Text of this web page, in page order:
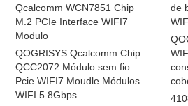
Qcalcomm WCN7851 Chip
M.2 PCIe Interface WIFI7
Modulo
QOGRISYS Qcalcomm Chip
QCC2072 Módulo sem fio
Pcie WIFI7 Moudle Módulos
WIFI 5.8Gbps
de